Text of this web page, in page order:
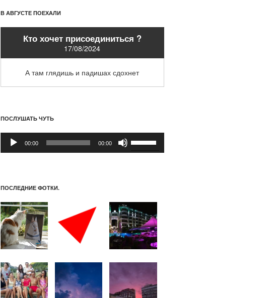
В АВГУСТЕ ПОЕХАЛИ
Кто хочет присоединиться ?
17/08/2024
А там глядишь и падишах сдохнет
ПОСЛУШАТЬ ЧУТЬ
Аудиоплеер
00:00 00:00
или
уменьшить
громкость.
ПОСЛЕДНИЕ ФОТКИ.